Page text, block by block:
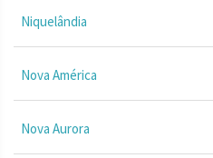
Niquelândia
Nova América
Nova Aurora